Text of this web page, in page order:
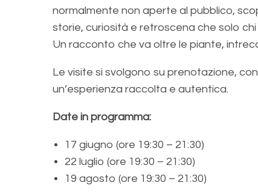
normalmente non aperte al pubblico,
storie, curiosità e retroscena che solo
Un racconto che va oltre le piante,
Le visite si svolgono su prenotazione,
un’esperienza raccolta e autentica.
Date in programma:
17 giugno (ore 19:30 – 21:30)
22 luglio (ore 19:30 – 21:30)
19 agosto (ore 19:30 – 21:30)